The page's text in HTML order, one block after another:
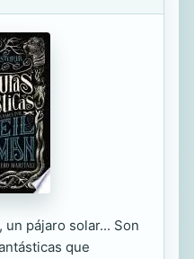
pájaro solar... Son
que